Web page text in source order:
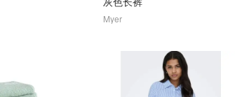
Myer